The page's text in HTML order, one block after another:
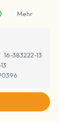
Mehr
16-383222-13